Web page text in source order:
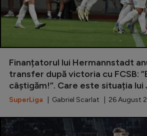
Finanțatorul lui Hermannstadt
transfer după victoria cu FCSB:
câștigăm!”. Care este situația lui
SuperLiga | Gabriel Scarlat | 26 August